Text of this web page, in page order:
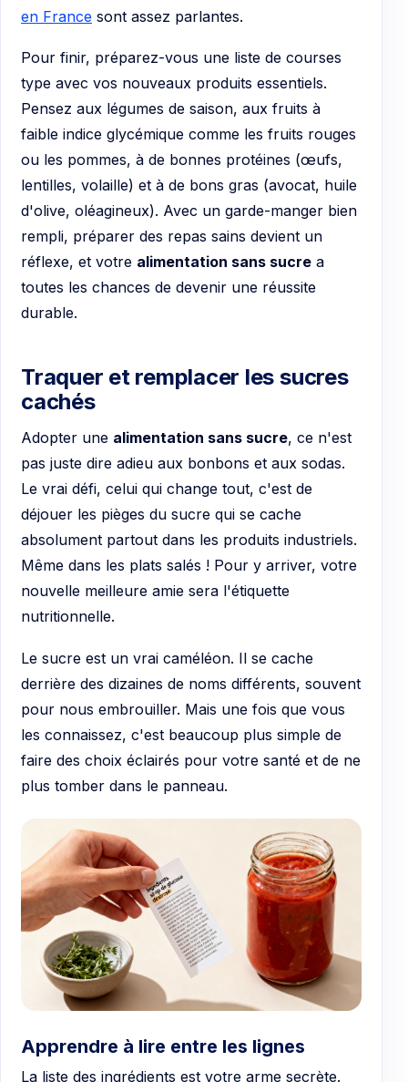
en France sont assez parlantes.
Pour finir, préparez-vous une liste de courses
type avec vos nouveaux produits essentiels.
Pensez aux légumes de saison, aux fruits à
faible indice glycémique comme les fruits rouges
ou les pommes, à de bonnes protéines (œufs,
lentilles, volaille) et à de bons gras (avocat, huile
d'olive, oléagineux). Avec un garde-manger bien
rempli, préparer des repas sains devient un
réflexe, et votre alimentation sans sucre a
toutes les chances de devenir une réussite
durable.
Traquer et remplacer les sucres
cachés
Adopter une alimentation sans sucre, ce n'est
pas juste dire adieu aux bonbons et aux sodas.
Le vrai défi, celui qui change tout, c'est de
déjouer les pièges du sucre qui se cache
absolument partout dans les produits industriels.
Même dans les plats salés ! Pour y arriver, votre
nouvelle meilleure amie sera l'étiquette
nutritionnelle.
Le sucre est un vrai caméléon. Il se cache
derrière des dizaines de noms différents, souvent
pour nous embrouiller. Mais une fois que vous
les connaissez, c'est beaucoup plus simple de
faire des choix éclairés pour votre santé et de ne
plus tomber dans le panneau.
Apprendre à lire entre les lignes
La liste des ingrédients est votre arme secrète.